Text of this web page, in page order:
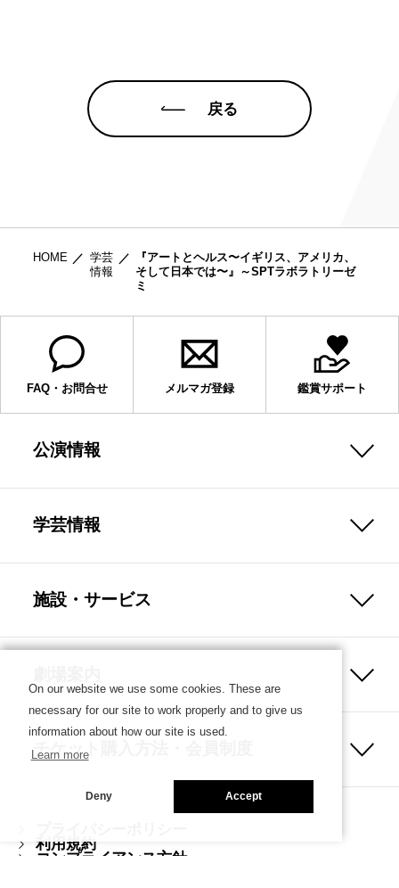
戻る
HOME
学芸
情報
『アートとヘルス〜イギリス、アメリカ、
そして日本では〜』～SPTラボラトリーゼ
ミ
FAQ・お問合せ メルマガ登録 鑑賞サポート
公演情報
学芸情報
施設・サービス
チケット購入方法・会員制度
利用規約
コンプライアンス方針
On our website we use some cookies. These are
necessary for our site to work properly and to give us
information about how our site is used.
Learn more
Deny Accept